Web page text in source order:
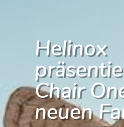
Helinox
Chair
neuen